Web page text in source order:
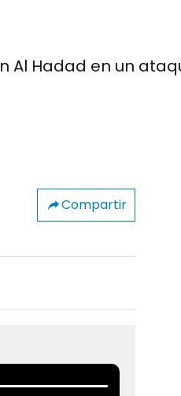
Al Hadad en un
Compartir